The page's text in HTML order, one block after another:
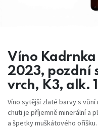
Víno Kadrnka
2023, pozdní
vrch, K3, alk.
Víno sytější zlaté barvy s
chuti je příjemně minerální a
a špetky muškátového